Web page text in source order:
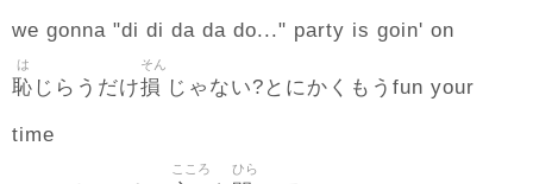
we gonna "di di da da do..." party is goin' on
恥
は
じらうだけ損
そん
じゃない?とにかくもうfun your
time
こころ ひら